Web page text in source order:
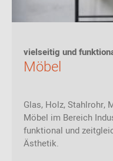
vielseitig und
Möbel
Glas, Holz, Stahlrohr,
Möbel im Bereich
funktional und
Ästhetik.